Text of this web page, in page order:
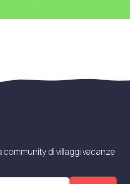
community di villaggi vacanze